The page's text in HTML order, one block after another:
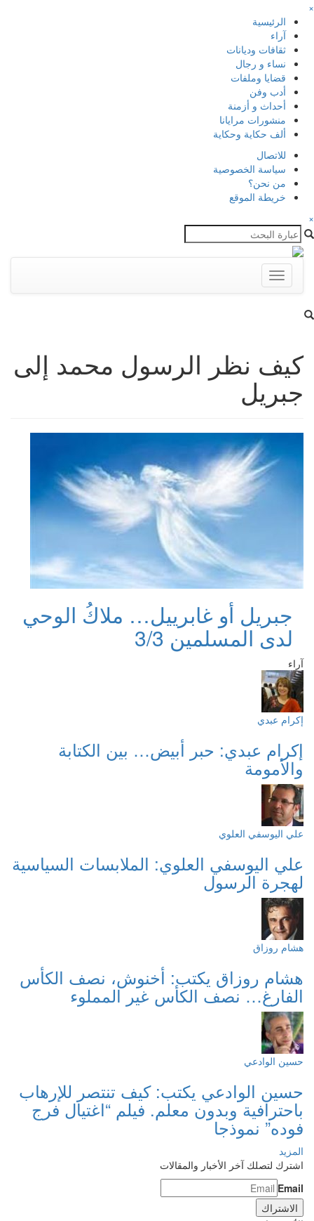
×
الرئيسية
آراء
ثقافات وديانات
نساء و رجال
قضايا وملفات
أدب وفن
أحداث و أزمنة
منشورات مرايانا
ألف حكاية وحكاية
للاتصال
سياسة الخصوصية
من نحن؟
خريطة الموقع
×
Toggle
navigation
كيف نظر الرسول محمد إلى
جبريل
جبريل أو غابرييل… ملاكُ الوحي
لدى المسلمين 3/3
آراء
إكرام عبدي
إكرام عبدي: حبر أبيض… بين الكتابة
والأمومة
علي اليوسفي العلوي
علي اليوسفي العلوي: الملابسات السياسية
لهجرة الرسول
هشام روزاق
هشام روزاق يكتب: أخنوش، نصف الكأس
الفارغ… نصف الكأس غير المملوء
حسين الوادعي
حسين الوادعي يكتب: كيف تنتصر للإرهاب
باحترافية وبدون معلم. فيلم “اغتيال فرج
فوده” نموذجا
المزيد
اشترك لتصلك آخر الأخبار والمقالات
Email